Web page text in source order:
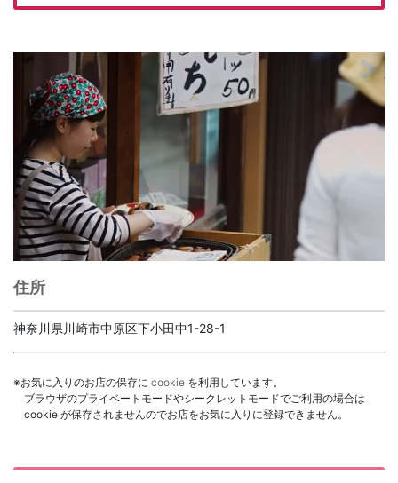
住所
神奈川県川崎市中原区下小田中1-28-1
※お気に入りのお店の保存に cookie を利用しています。
ブラウザのプライベートモードやシークレットモードでご利用の場合は
cookie が保存されませんのでお店をお気に入りに登録できません。